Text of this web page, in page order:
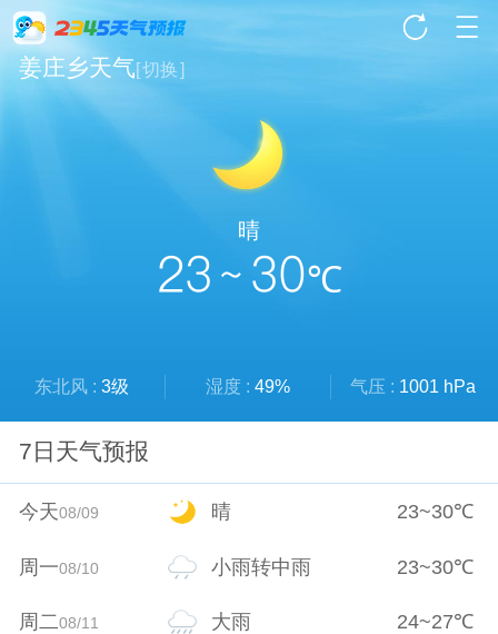
姜庄乡天气[切换]
晴
23 ~ 30℃
东北风 :3级 湿度 : 49% 气压 : 1001 hPa
7日天气预报
今天08/09 晴 23~30℃
周一08/10 小雨转中雨 23~30℃
周二08/11 大雨 24~27℃